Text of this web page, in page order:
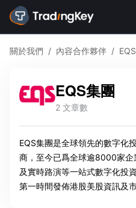
關於我們 / 內容合作夥伴 /
EQS集團
2 文章數
EQS集團是全球領先的數字化
商，至今已爲全球逾8000家企
及實時路演等一站式數字化投
第一時間發佈港股美股資訊及市